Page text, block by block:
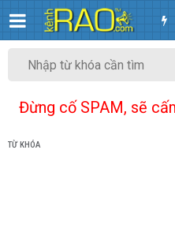
Đừng cố SPAM, sẽ
TỪ KHÓA